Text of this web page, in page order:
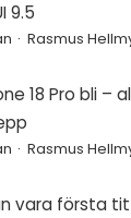
9.5
Rasmus
18 Pro bli –
Rasmus
vara första